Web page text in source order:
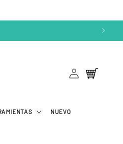
NUEVO
Iniciar
sesión
Carrito